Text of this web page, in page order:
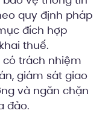
quy định pháp
đích hợp
thuế.
có trách nhiệm
giám sát giao
và ngăn chặn
đảo.